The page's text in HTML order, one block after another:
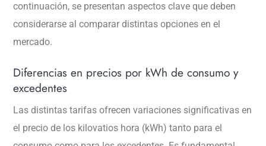
continuación, se presentan aspectos clave que deben
considerarse al comparar distintas opciones en el
mercado.
Diferencias en precios por kWh de consumo y
excedentes
Las distintas tarifas ofrecen variaciones significativas en
el precio de los kilovatios hora (kWh) tanto para el